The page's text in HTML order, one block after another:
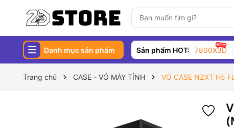
Danh mục sản phẩm Sản phẩm HOT: 7800X3D
Trang chủ CASE - VỎ MÁY TÍNH VỎ CASE NZXT H5